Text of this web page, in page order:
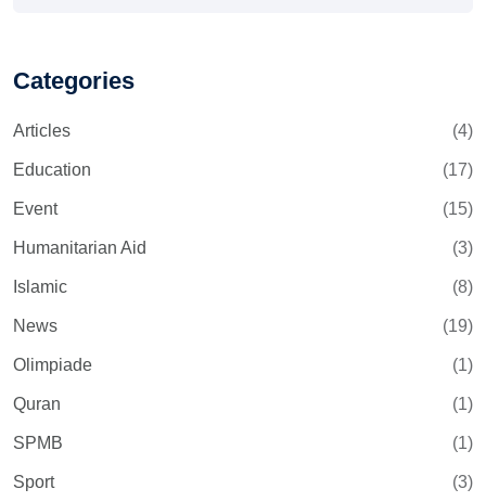
Categories
Articles (4)
Education (17)
Event (15)
Humanitarian Aid (3)
Islamic (8)
News (19)
Olimpiade (1)
Quran (1)
SPMB (1)
Sport (3)